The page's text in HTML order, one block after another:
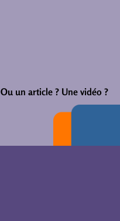
Ou un article ? Une vidéo ?